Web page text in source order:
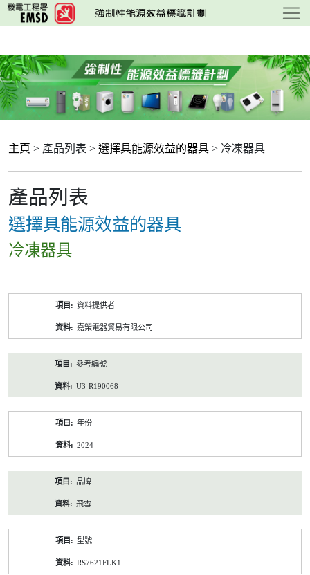
跳
至
要
內
容
主頁 > 產品列表 > 選擇具能源效益的器具 > 冷凍器具
產品列表
選擇具能源效益的器具
冷凍器具
資料提供者
嘉榮電器貿易有限公司
參考編號
U3-R190068
年份
2024
品牌
飛雪
型號
RS7621FLK1